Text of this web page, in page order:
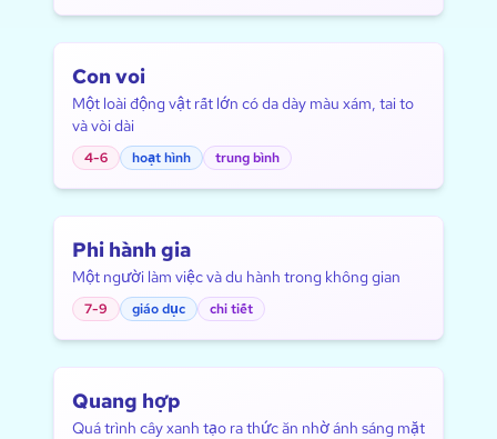
Con voi
Một loài động vật rất lớn có da dày màu xám, tai to
và vòi dài
4-6 hoạt hình trung bình
Phi hành gia
Một người làm việc và du hành trong không gian
7-9 giáo dục chi tiết
Quang hợp
Quá trình cây xanh tạo ra thức ăn nhờ ánh sáng mặt